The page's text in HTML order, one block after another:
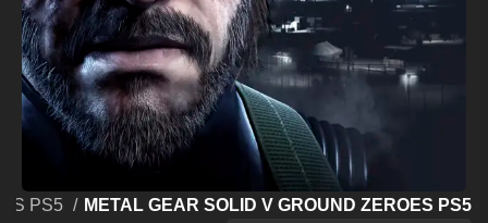
PS5 METAL GEAR SOLID V GROUND ZEROES PS5